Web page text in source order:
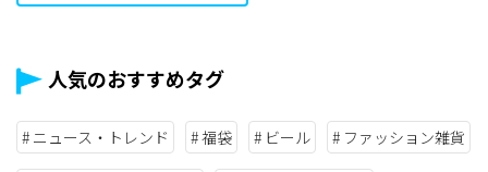
人気のおすすめタグ
ニュース・トレンド 福袋 ビール ファッション雑貨